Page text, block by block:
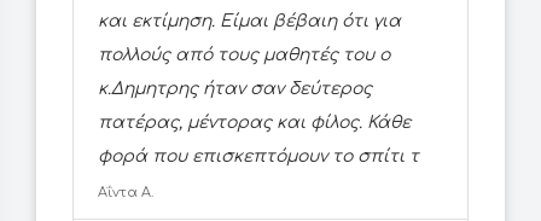
και εκτίμηση. Είμαι βέβαιη ότι για
πολλούς από τους μαθητές του ο
κ.Δημητρης ήταν σαν δεύτερος
πατέρας, μέντορας και φίλος. Κάθε
φορά που επισκεπτόμουν το σπίτι τ
Αΐντα Α.